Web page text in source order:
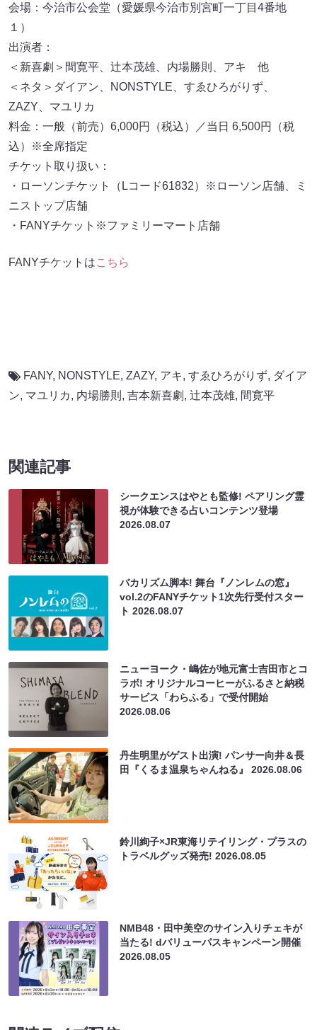
会場：今治市公会堂（愛媛県今治市別宮町一丁目4番地
１）
出演者：
＜新喜劇＞間寛平、辻本茂雄、内場勝則、アキ 他
＜ネタ＞ダイアン、NONSTYLE、すゑひろがりず、
ZAZY、マユリカ
料金：一般（前売）6,000円（税込）／当日 6,500円（税
込）※全席指定
チケット取り扱い：
・ローソンチケット（Lコード61832）※ローソン店舗、ミ
ニストップ店舗
・FANYチケット※ファミリーマート店舗
FANYチケットはこちら
FANY, NONSTYLE, ZAZY, アキ, すゑひろがりず, ダイア
ン, マユリカ, 内場勝則 , 吉本新喜劇 , 辻本茂雄, 間寛平
関連記事
シークエンスはやとも監修! ペアリング霊
視が体験できる占いコンテンツ登場
2026.08.07
バカリズム脚本! 舞台『ノンレムの窓』
vol.2のFANYチケット1次先行受付スター
ト2026.08.07
ニューヨーク・嶋佐が地元富士吉田市とコ
ラボ! オリジナルコーヒーがふるさと納税
サービス「わらふる」で受付開始
2026.08.06
丹生明里がゲスト出演! パンサー向井＆長
田『くるま温泉ちゃんねる』2026.08.06
鈴川絢子×JR東海リテイリング・プラスの
トラベルグッズ発売!2026.08.05
NMB48・田中美空のサイン入りチェキが
当たる! dバリューパスキャンペーン開催
2026.08.05